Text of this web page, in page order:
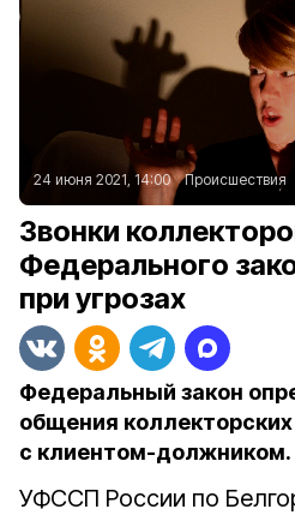
24 июня 2021, 14:00 Происшествия
Звонки
Федерального
при угрозах
Федеральный закон
общения коллекторских
с клиентом-должником.
УФССП России по